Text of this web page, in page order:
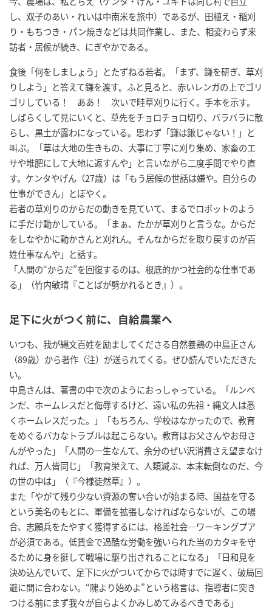
し、双子のあい・れいは中南米を旅中）であるが、田植え・稲刈
り・もちつき・パン焼きなどは共同作業し、また、相変わらず来
訪者・居候が続き、にぎやかである。
食後「何をしましょう」とたずねる若者。「まず、鎌を研ぎ、草刈
りしよう」と答えて鎌を渡す。ふと見ると、赤いレンガの上でゴリ
ゴリしている！ ああ！ 次いで畦草刈りに行く。手本を示す。
しばらくして見にいくと、草先をチョロチョロ切り、バラバラに散
らし、黒土が露わになっている。思わず「鎌は鍬じゃない！」と
叫ぶ。「草は大地の生きもの、大事に丁寧に刈り集め、家畜のエ
サや堆肥にして大地に返すんや」と言いながら二度手間でやり直
す。ケンタやげん（27歳）は「もう居候の世話は嫌や。自分らの
仕事ができん」とぼやく。
若者の草刈りのからだの動きを見ていて、まるでロボットのよう
に手だけ動かしている。「まぁ、たかが草刈りと言うな。からだ
をしなやかに動かさんと刈れん。そんなからだを取り戻すのが百
姓仕事なんや」と話す。
「人間の“からだ”を回復するのは、根底的かつ社会的な仕事であ
る」（竹内敏晴『ことばが劈かれるとき』）。
足下に火がつく前に、自給農業へ
いつも、我が縄文百姓を励ましてくださる自然養鶏の中島正さん
（89歳）から著作（注）が送られてくる。ぜひ読んでいただきた
い。
中島さんは、著書の中で次のようにおっしゃっている。「ルンペ
ンだ、ホームレスだと侮辱するけど、遠い私の先祖・縄文人は悉
くホームレスだった。」「もちろん、学校はなかったので、教育
をめぐるバカなトラブルは起こらない。教育はお父さんやお母さ
んがやった」「人間の一生なんて、余分のぜい沢消費さえ望まなけ
れば、万人皆同じ」「教育栄えて、人類滅ぶ、本末転倒なのだ、今
の世の中は」（『今様徒然草』）。
また「やがて残り少ない資源の奪い合いが始まる時、国益を守る
という美名のもとに、軍備を拡張しなければならないが、この場
合、志願兵をたやすく獲得するには、格差社会―ワーキングプア
が必須である。低賃金で過酷な労働を強いられた当のカタキを守
るために身を挺して戦場に駆り出されることになる」「日和見を
決め込んでいて、足下に火がついてからでは時すでに遅く、破局回
避に間に合わない。“隗より始めよ”という格言は、指導者に突き
つける前にまず我々が自らよくかみしめてみるべきである」